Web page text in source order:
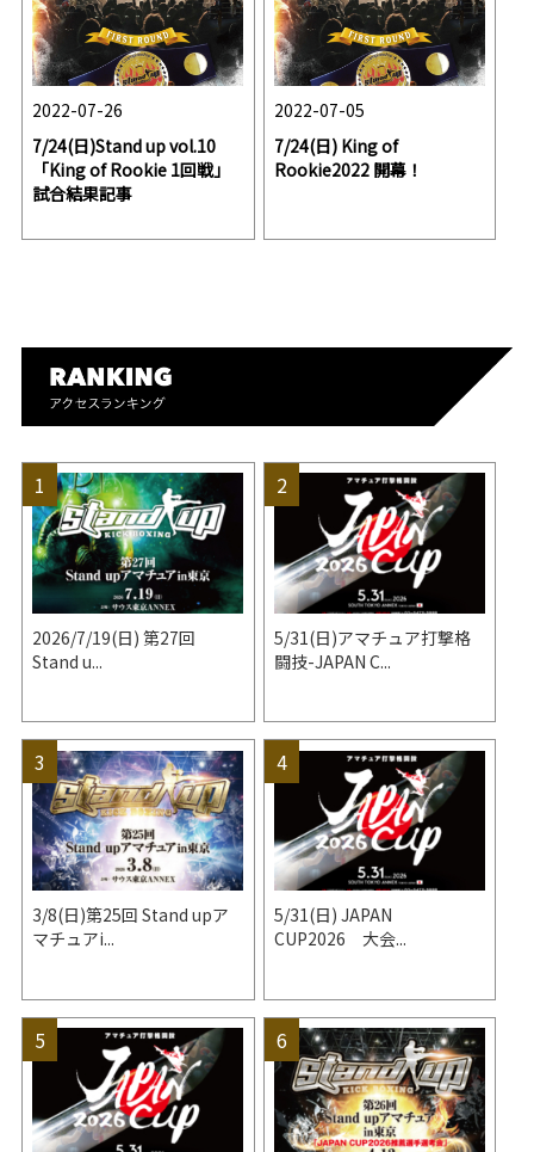
2022-07-26
7/24(日)Stand up vol.10
「King of Rookie 1回戦」
試合結果記事
2022-07-05
7/24(日) King of
Rookie2022 開幕！
2026/7/19(日) 第27回
Stand u...
5/31(日)アマチュア打撃格
闘技-JAPAN C...
3/8(日)第25回 Stand upア
マチュアi...
5/31(日) JAPAN
CUP2026 大会...